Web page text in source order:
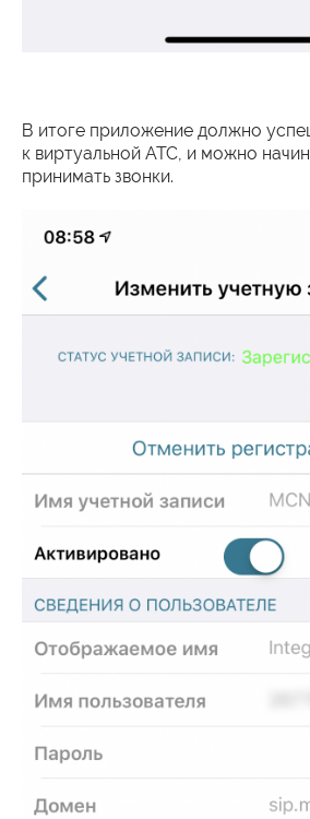
В итоге приложение должно
к виртуальной АТС, и можно
принимать звонки.